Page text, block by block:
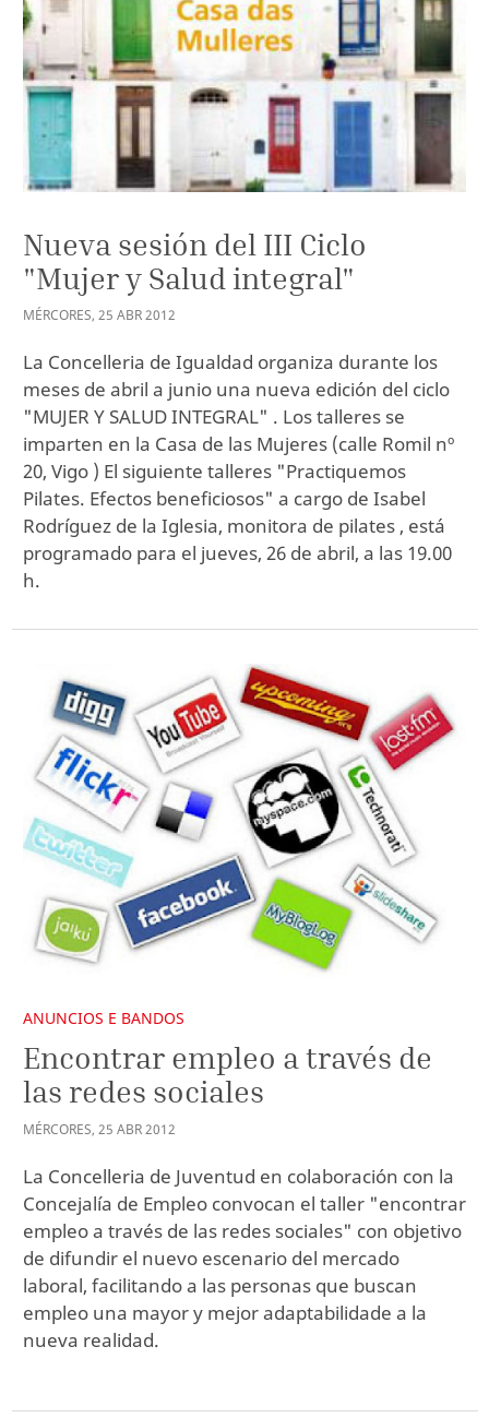
Nueva sesión del III Ciclo
"Mujer y Salud integral"
MÉRCORES, 25 ABR2012
La Concelleria de Igualdad organiza durante los
meses de abril a junio una nueva edición del ciclo
"MUJER Y SALUD INTEGRAL" . Los talleres se
imparten en la Casa de las Mujeres (calle Romil nº
20, Vigo ) El siguiente talleres "Practiquemos
Pilates. Efectos beneficiosos" a cargo de Isabel
Rodríguez de la Iglesia, monitora de pilates , está
programado para el jueves, 26 de abril, a las 19.00
h.
ANUNCIOS E BANDOS
Encontrar empleo a través de
las redes sociales
MÉRCORES, 25 ABR2012
La Concelleria de Juventud en colaboración con la
Concejalía de Empleo convocan el taller "encontrar
empleo a través de las redes sociales" con objetivo
de difundir el nuevo escenario del mercado
laboral, facilitando a las personas que buscan
empleo una mayor y mejor adaptabilidade a la
nueva realidad.